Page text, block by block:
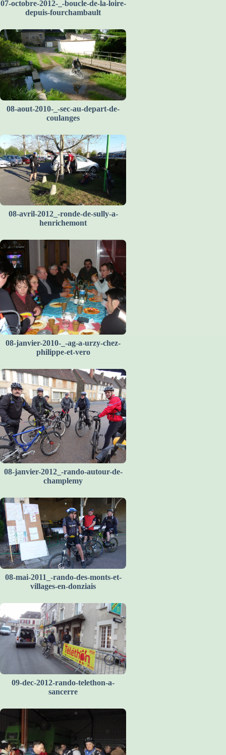
07-octobre-2012-_-boucle-de-la-loire-
depuis-fourchambault
08-aout-2010-_-sec-au-depart-de-
coulanges
08-avril-2012_-ronde-de-sully-a-
henrichemont
08-janvier-2010-_-ag-a-urzy-chez-
philippe-et-vero
08-janvier-2012_-rando-autour-de-
champlemy
08-mai-2011_-rando-des-monts-et-
villages-en-donziais
09-dec-2012-rando-telethon-a-
sancerre